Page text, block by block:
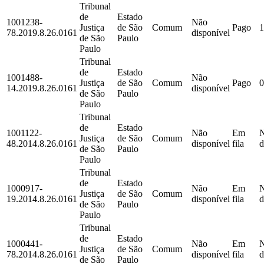
1001238-
78.2019.8.26.0161
Tribunal
de
Justiça
de São
Paulo
Estado
de São
Paulo
Comum
Não
disponível
Pago
1001488-
14.2019.8.26.0161
Tribunal
de
Justiça
de São
Paulo
Estado
de São
Paulo
Comum
Não
disponível
Pago
1001122-
48.2014.8.26.0161
Tribunal
de
Justiça
de São
Paulo
Estado
de São
Paulo
Comum
Não
disponível
Em
fila
1000917-
19.2014.8.26.0161
Tribunal
de
Justiça
de São
Paulo
Estado
de São
Paulo
Comum
Não
disponível
Em
fila
1000441-
78.2014.8.26.0161
Tribunal
de
Justiça
de São
Estado
de São
Paulo
Comum
Não
disponível
Em
fila